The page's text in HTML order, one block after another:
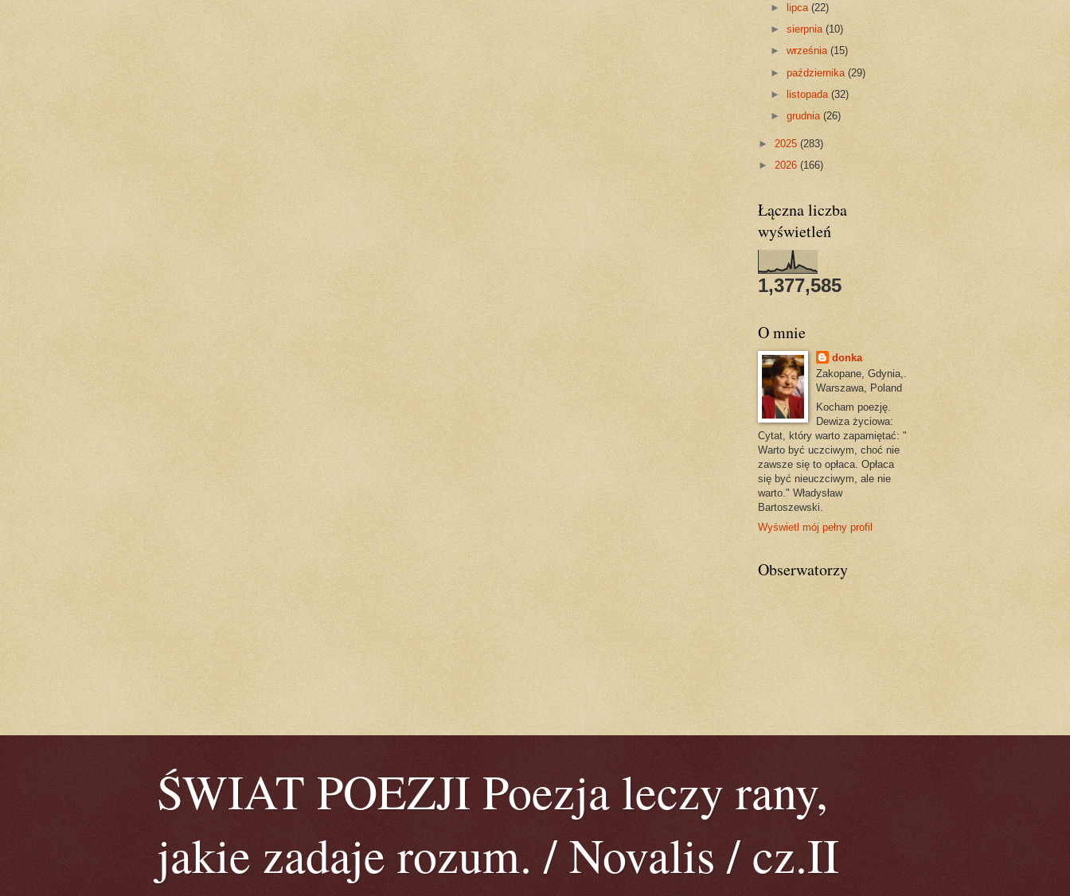
►
lipca(22)
►sierpnia(10)
►września(15)
►października(29)
►
listopada(32)
►grudnia(26)
► 2025 (283)
► 2026 (166)
Łączna liczba
wyświetleń
1,377,585
O mnie
donka
Zakopane, Gdynia,.
Warszawa, Poland
Kocham poezję.
Dewiza życiowa:
Cytat, który warto zapamiętać: "
Warto być uczciwym, choć nie
zawsze się to opłaca. Opłaca
się być nieuczciwym, ale nie
warto." Władysław
Bartoszewski.
Wyświetl mój pełny profil
Obserwatorzy
ŚWIAT POEZJI Poezja leczy rany,
jakie zadaje rozum. / Novalis / cz.II